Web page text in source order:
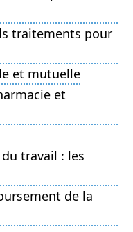
traitements pour
et mutuelle
et
travail : les
de la